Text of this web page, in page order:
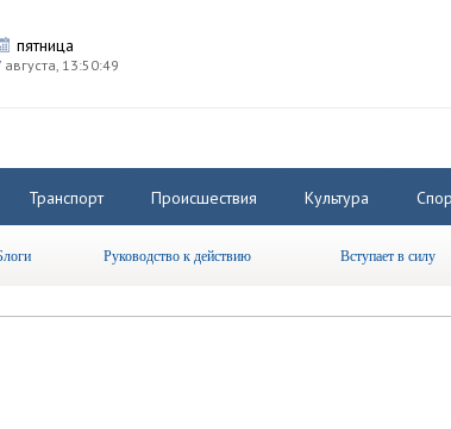
пятница
августа, 13:50:50
Транспорт Происшествия Культура
Руководство к действию Вступает в силу